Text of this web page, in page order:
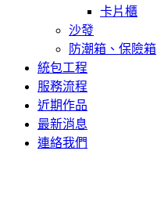
卡片櫃
沙發
防潮箱、保險箱
統包工程
服務流程
近期作品
最新消息
連絡我們